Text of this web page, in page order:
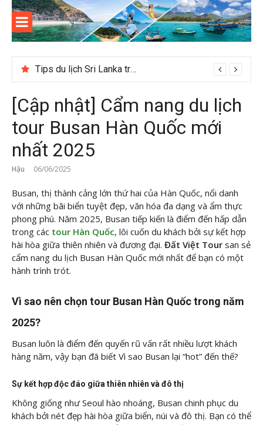
Skip
content
Kinh
nghiệm
du lịch
Côn Đảo
Thông tin và kinh nghiệm khi du lịch Côn Đảo
Tips du lịch Sri Lanka trọn vẹn cho người mới
[Cập nhật] Cẩm nang du lịch
tour Busan Hàn Quốc mới
nhất 2025
Hậu 06/06/2025
Busan, thị thành cảng lớn thứ hai của Hàn Quốc, nổi danh
với những bãi biển tuyệt đẹp, văn hóa đa dạng và ẩm thực
phong phú. Năm 2025, Busan tiếp kiến là điểm đến hấp dẫn
trong các tour Hàn Quốc, lôi cuốn du khách bởi sự kết hợp
hài hòa giữa thiên nhiên và đương đại. Đất Việt Tour san sẻ
cẩm nang du lịch Busan Hàn Quốc mới nhất để bạn có một
hành trình trót.
Vì sao nên chọn tour Busan Hàn Quốc trong năm
2025?
Busan luôn là điểm đến quyến rũ vấn rất nhiều lượt khách
hàng năm, vậy bạn đã biết Vì sao Busan lại “hot” đến thế?
Sự kết hợp độc đáo giữa thiên nhiên và đô thị
Không giống như Seoul hào nhoáng, Busan chinh phục du
khách bởi nét đẹp hài hòa giữa biển, núi và đô thị. Bạn có thể